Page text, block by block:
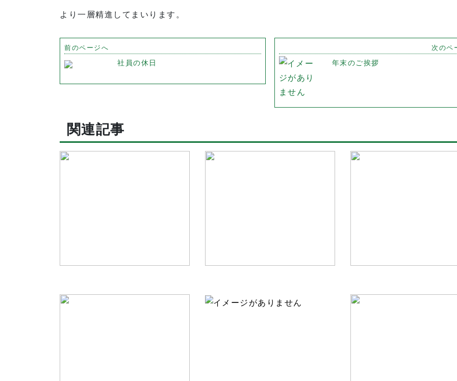
より一層精進してまいります。
前のページへ
社員の休日
次のペ
年末のご挨拶
関連記事